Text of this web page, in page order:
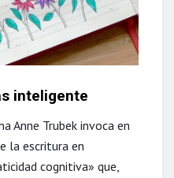
inteligente
Anne Trubek invoca en
la escritura en
cognitiva» que,